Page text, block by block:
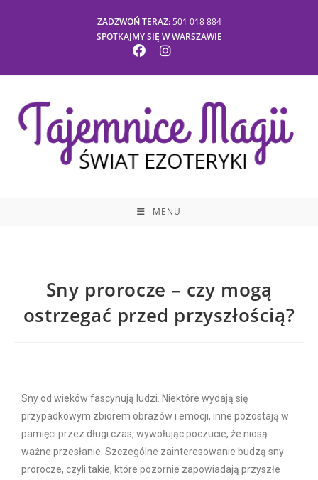
ZADZWOŃ TERAZ:501 018 884
SPOTKAJMY SIĘ W WARSZAWIE
MENU
Sny prorocze – czy mogą
ostrzegać przed przyszłością?
Sny od wieków fascynują ludzi. Niektóre wydają się
przypadkowym zbiorem obrazów i emocji, inne pozostają w
pamięci przez długi czas, wywołując poczucie, że niosą
ważne przesłanie. Szczególne zainteresowanie budzą sny
prorocze, czyli takie, które pozornie zapowiadają przyszłe